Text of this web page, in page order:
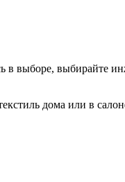
в выборе, выбирайте
дома или в